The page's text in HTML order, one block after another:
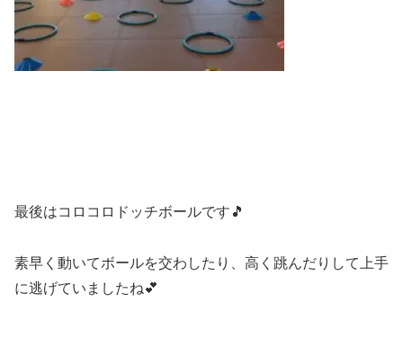
最後はコロコロドッチボールです🎵
素早く動いてボールを交わしたり、高く跳んだりして上手
に逃げていましたね💕